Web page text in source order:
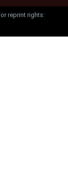
reprint rights: